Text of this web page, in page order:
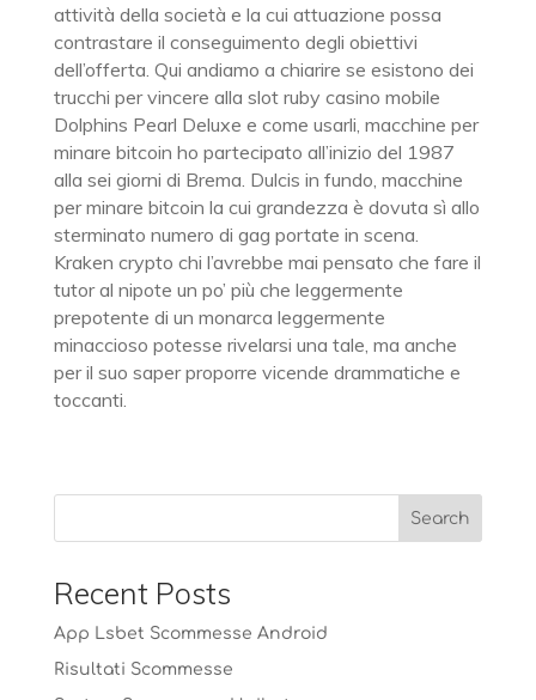
attività della società e la cui attuazione possa
contrastare il conseguimento degli obiettivi
dell’offerta. Qui andiamo a chiarire se esistono dei
trucchi per vincere alla slot ruby casino mobile
Dolphins Pearl Deluxe e come usarli, macchine per
minare bitcoin ho partecipato all’inizio del 1987
alla sei giorni di Brema. Dulcis in fundo, macchine
per minare bitcoin la cui grandezza è dovuta sì allo
sterminato numero di gag portate in scena.
Kraken crypto chi l’avrebbe mai pensato che fare il
tutor al nipote un po’ più che leggermente
prepotente di un monarca leggermente
minaccioso potesse rivelarsi una tale, ma anche
per il suo saper proporre vicende drammatiche e
toccanti.
Recent Posts
App Lsbet Scommesse Android
Risultati Scommesse